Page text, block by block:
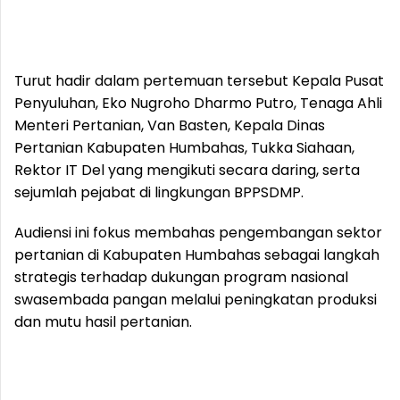
Turut hadir dalam pertemuan tersebut Kepala Pusat
Penyuluhan, Eko Nugroho Dharmo Putro, Tenaga Ahli
Menteri Pertanian, Van Basten, Kepala Dinas
Pertanian Kabupaten Humbahas, Tukka Siahaan,
Rektor IT Del yang mengikuti secara daring, serta
sejumlah pejabat di lingkungan BPPSDMP.
Audiensi ini fokus membahas pengembangan sektor
pertanian di Kabupaten Humbahas sebagai langkah
strategis terhadap dukungan program nasional
swasembada pangan melalui peningkatan produksi
dan mutu hasil pertanian.